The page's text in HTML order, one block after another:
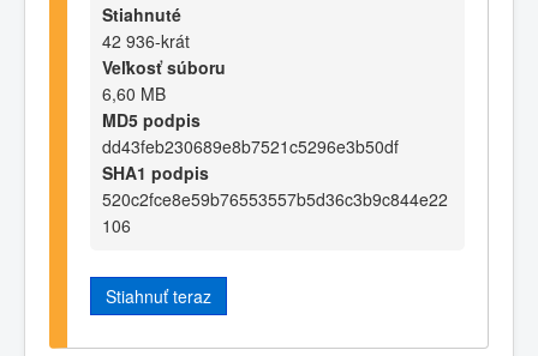
Stiahnuté
42 936-krát
Veľkosť súboru
6,60 MB
MD5 podpis
dd43feb230689e8b7521c5296e3b50df
SHA1 podpis
520c2fce8e59b76553557b5d36c3b9c844e22
106
Stiahnuť teraz